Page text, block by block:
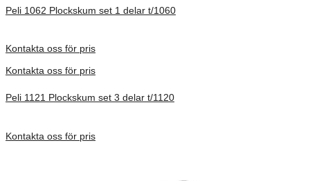
Peli 1062 Plockskum set 1 delar t/1060
Kontakta oss för pris
Kontakta oss för pris
Peli 1121 Plockskum set 3 delar t/1120
Kontakta oss för pris